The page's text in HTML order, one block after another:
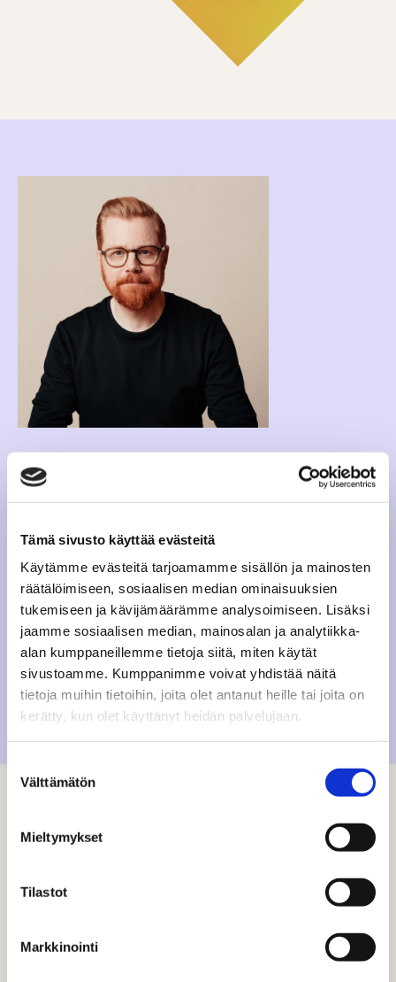
Tämä sivusto käyttää evästeitä
Käytämme evästeitä tarjoamamme sisällön ja mainosten
räätälöimiseen, sosiaalisen median ominaisuuksien
tukemiseen ja kävijämäärämme analysoimiseen. Lisäksi
jaamme sosiaalisen median, mainosalan ja analytiikka-
alan kumppaneillemme tietoja siitä, miten käytät
sivustoamme. Kumppanimme voivat yhdistää näitä
tietoja muihin tietoihin, joita olet antanut heille tai joita on
kerätty, kun olet käyttänyt heidän palvelujaan.
valinta
Välttämätön
Mieltymykset
Tilastot
Markkinointi
SAKARI PALMU
LEAD STRATEGIST, INSIGHT DRIVEN DATA
+358400244793
Sakari luotsaaDagmarin Tiedolla Johtamisen tiimissä
Insight-pohjaisten datapalveluiden kehitystä ja auttaa
asiakasymmärrykseen liittyvissä haasteissa. Häntä
kiinnostaa erityisesti ihmisymmärryksen ja teknologian
suhde päätöksenteossa. Vapaa-ajan täyttävät lapset,
kulttuuri, pyöräily sekä suunnitelmat kesän matkoista ja
purjehduksista.
SAKARIN NÄKEMYKSIÄ